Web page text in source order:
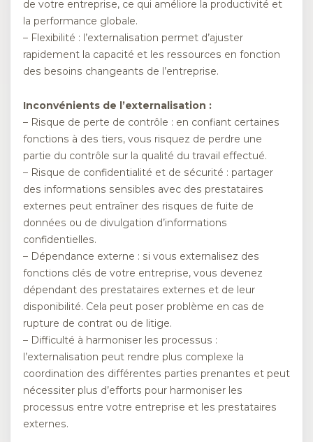
de votre entreprise, ce qui améliore la productivité et
la performance globale.
– Flexibilité : l’externalisation permet d’ajuster
rapidement la capacité et les ressources en fonction
des besoins changeants de l’entreprise.
Inconvénients de l’externalisation :
– Risque de perte de contrôle : en confiant certaines
fonctions à des tiers, vous risquez de perdre une
partie du contrôle sur la qualité du travail effectué.
– Risque de confidentialité et de sécurité : partager
des informations sensibles avec des prestataires
externes peut entraîner des risques de fuite de
données ou de divulgation d’informations
confidentielles.
– Dépendance externe : si vous externalisez des
fonctions clés de votre entreprise, vous devenez
dépendant des prestataires externes et de leur
disponibilité. Cela peut poser problème en cas de
rupture de contrat ou de litige.
– Difficulté à harmoniser les processus :
l’externalisation peut rendre plus complexe la
coordination des différentes parties prenantes et peut
nécessiter plus d’efforts pour harmoniser les
processus entre votre entreprise et les prestataires
externes.